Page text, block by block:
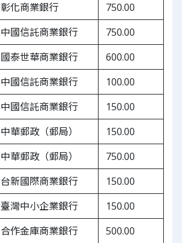
彰化商業銀行
750.00
中國信託商業銀行
750.00
國泰世華商業銀行
600.00
中國信託商業銀行
100.00
中國信託商業銀行
150.00
中華郵政（郵局）
150.00
中華郵政（郵局）
750.00
台新國際商業銀行
150.00
臺灣中小企業銀行
150.00
合作金庫商業銀行 500.00